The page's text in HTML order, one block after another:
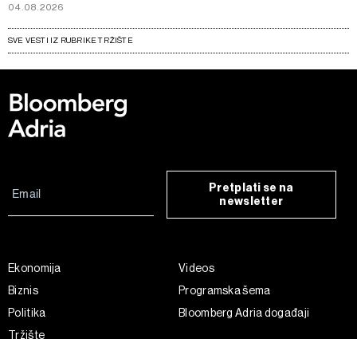
04.08.2026
SVE VESTI IZ RUBRIKE TRŽIŠTE
Pretplati se na
newsletter
Ekonomija
Biznis
Politika
Tržište
Videos
Programska šema
Bloomberg Adria događaji